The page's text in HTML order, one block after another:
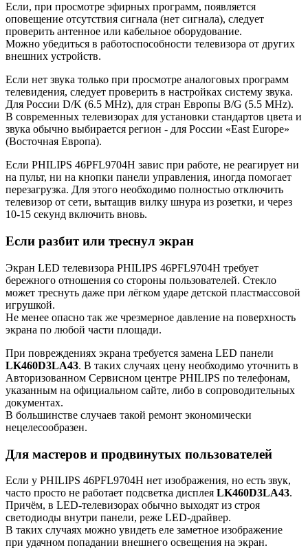
Если, при просмотре эфирных программ, появляется
оповещение отсутствия сигнала (нет сигнала), следует
проверить антенное или кабельное оборудование.
Можно убедиться в работоспособности телевизора от других
внешних устройств.
Если нет звука только при просмотре аналоговых программ
телевидения, следует проверить в настройках систему звука.
Для России D/K (6.5 MHz), для стран Европы B/G (5.5 MHz).
В современных телевизорах для установки стандартов цвета и
звука обычно выбирается регион - для России «East Europe»
(Восточная Европа).
Если PHILIPS 46PFL9704H завис при работе, не реагирует ни
на пульт, ни на кнопки панели управления, иногда помогает
перезагрузка. Для этого необходимо полностью отключить
телевизор от сети, вытащив вилку шнура из розетки, и через
10-15 секунд включить вновь.
Если разбит или треснул экран
Экран LED телевизора PHILIPS 46PFL9704H требует
бережного отношения со стороны пользователей. Стекло
может треснуть даже при лёгком ударе детской пластмассовой
игрушкой.
Не менее опасно так же чрезмерное давление на поверхность
экрана по любой части площади.
При повреждениях экрана требуется замена LED панели
LK460D3LA43. В таких случаях цену необходимо уточнить в
Авторизованном Сервисном центре PHILIPS по телефонам,
указанным на официальном сайте, либо в сопроводительных
документах.
В большинстве случаев такой ремонт экономически
нецелесообразен.
Для мастеров и продвинутых пользователей
Если у PHILIPS 46PFL9704H нет изображения, но есть звук,
часто просто не работает подсветка дисплея LK460D3LA43.
Причём, в LED-телевизорах обычно выходят из строя
светодиоды внутри панели, реже LED-драйвер.
В таких случаях можно увидеть еле заметное изображение
при удачном попадании внешнего освещения на экран.